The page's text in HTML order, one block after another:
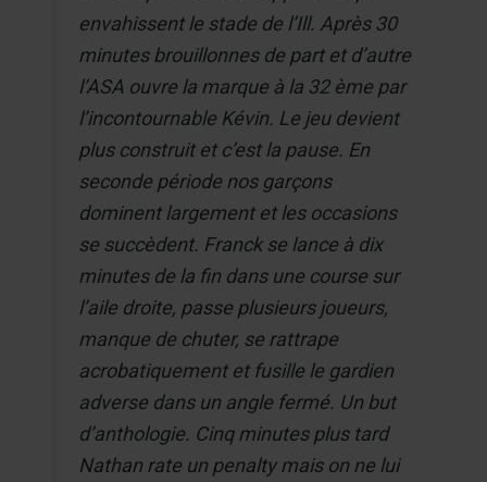
envahissent le stade de l’Ill. Après 30
minutes brouillonnes de part et d’autre
l’ASA ouvre la marque à la 32 ème par
l’incontournable Kévin. Le jeu devient
plus construit et c’est la pause. En
seconde période nos garçons
dominent largement et les occasions
se succèdent. Franck se lance à dix
minutes de la fin dans une course sur
l’aile droite, passe plusieurs joueurs,
manque de chuter, se rattrape
acrobatiquement et fusille le gardien
adverse dans un angle fermé. Un but
d’anthologie. Cinq minutes plus tard
Nathan rate un penalty mais on ne lui